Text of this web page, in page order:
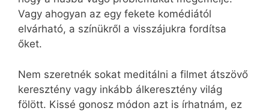
Vagy ahogyan az egy fekete komédiától
elvárható, a színükről a visszájukra fordítsa
őket.
Nem szeretnék sokat meditálni a filmet átszövő
keresztény vagy inkább álkeresztény világ
fölött. Kissé gonosz módon azt is írhatnám, ez